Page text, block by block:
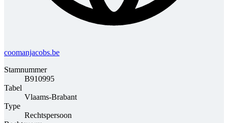
coomanjacobs.be
Stamnummer
B910995
Tabel
Vlaams-Brabant
Type
Rechtspersoon